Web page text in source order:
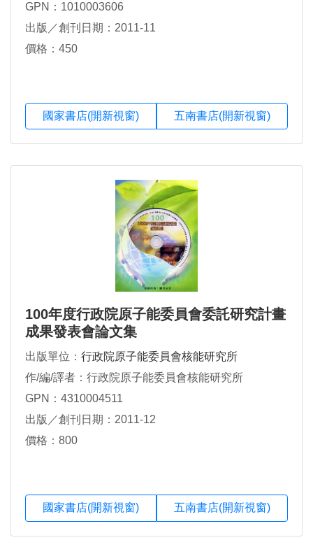
GPN：1010003606
出版／創刊日期：2011-11
價格：450
國家書店(開新視窗) 五南書店(開新視窗)
100年度行政院原子能委員會委託研究計畫
成果發表會論文集
出版單位： 行政院原子能委員會核能研究所
作/編/譯者：行政院原子能委員會核能研究所
GPN：4310004511
出版／創刊日期：2011-12
價格：800
國家書店(開新視窗) 五南書店(開新視窗)